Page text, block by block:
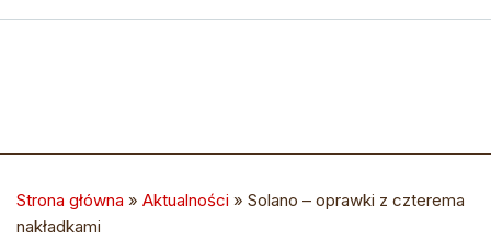
Strona główna » Aktualności » Solano – oprawki z czterema
nakładkami